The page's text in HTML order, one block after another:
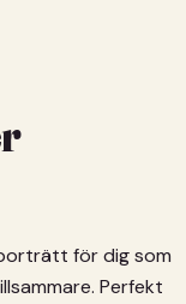
för dig som
Perfekt